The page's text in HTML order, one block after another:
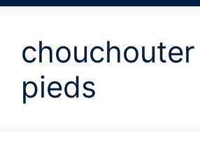
pieds